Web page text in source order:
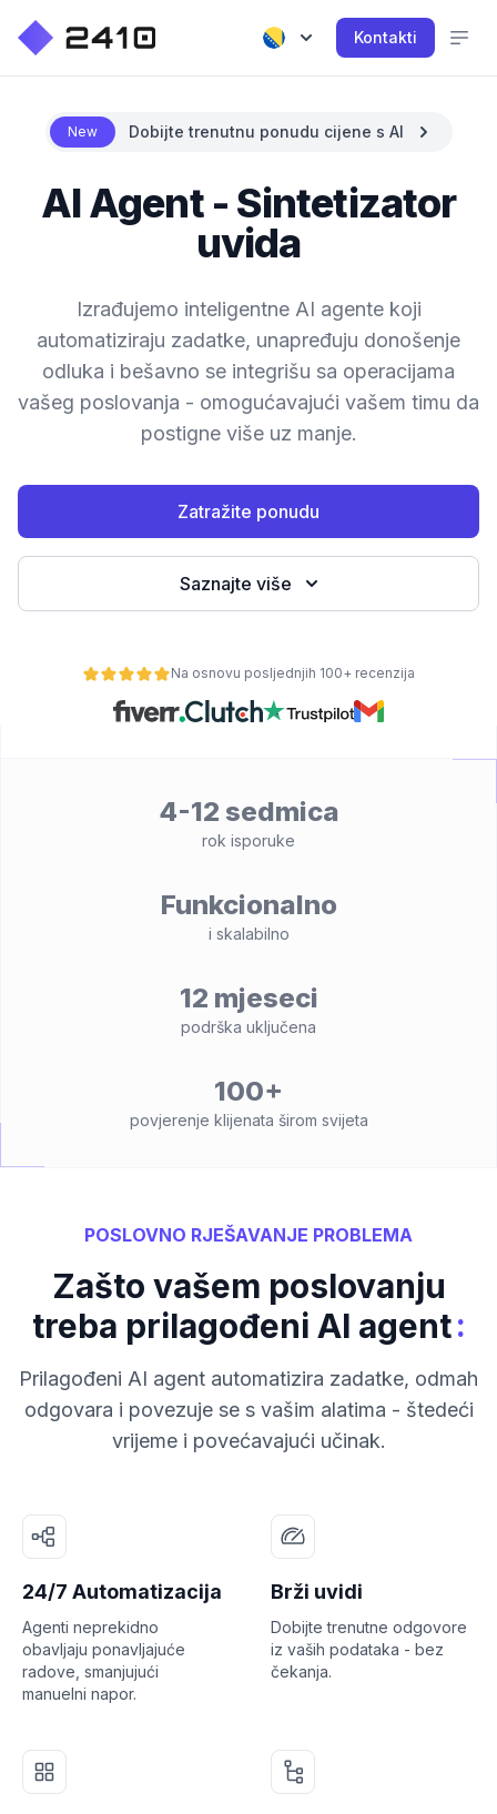
Kontakti
New Dobijte trenutnu ponudu cijene s AI
AI Agent - Sintetizator
uvida
Izrađujemo inteligentne AI agente koji
automatiziraju zadatke, unapređuju donošenje
odluka i bešavno se integrišu sa operacijama
vašeg poslovanja - omogućavajući vašem timu da
postigne više uz manje.
Zatražite ponudu
Saznajte više
Na osnovu posljednjih 100+ recenzija
4-12 sedmica
rok isporuke
Funkcionalno
i skalabilno
12 mjeseci
podrška uključena
100+
povjerenje klijenata širom svijeta
POSLOVNO RJEŠAVANJE PROBLEMA
Zašto vašem poslovanju
treba prilagođeni AI agent:
Prilagođeni AI agent automatizira zadatke, odmah
odgovara i povezuje se s vašim alatima - štedeći
vrijeme i povećavajući učinak.
24/7 Automatizacija
Agenti neprekidno
obavljaju ponavljajuće
radove, smanjujući
manuelni napor.
Brži uvidi
Dobijte trenutne odgovore
iz vaših podataka - bez
čekanja.